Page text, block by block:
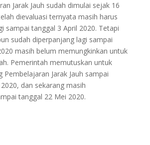
Jarak Jauh sudah dimulai sejak 16
dievaluasi ternyata masih harus
sampai tanggal 3 April 2020. Tetapi
sudah diperpanjang lagi sampai
masih belum memungkinkan untuk
Pemerintah memutuskan untuk
Jarak Jauh sampai
dan sekarang masih
tanggal 22 Mei 2020.